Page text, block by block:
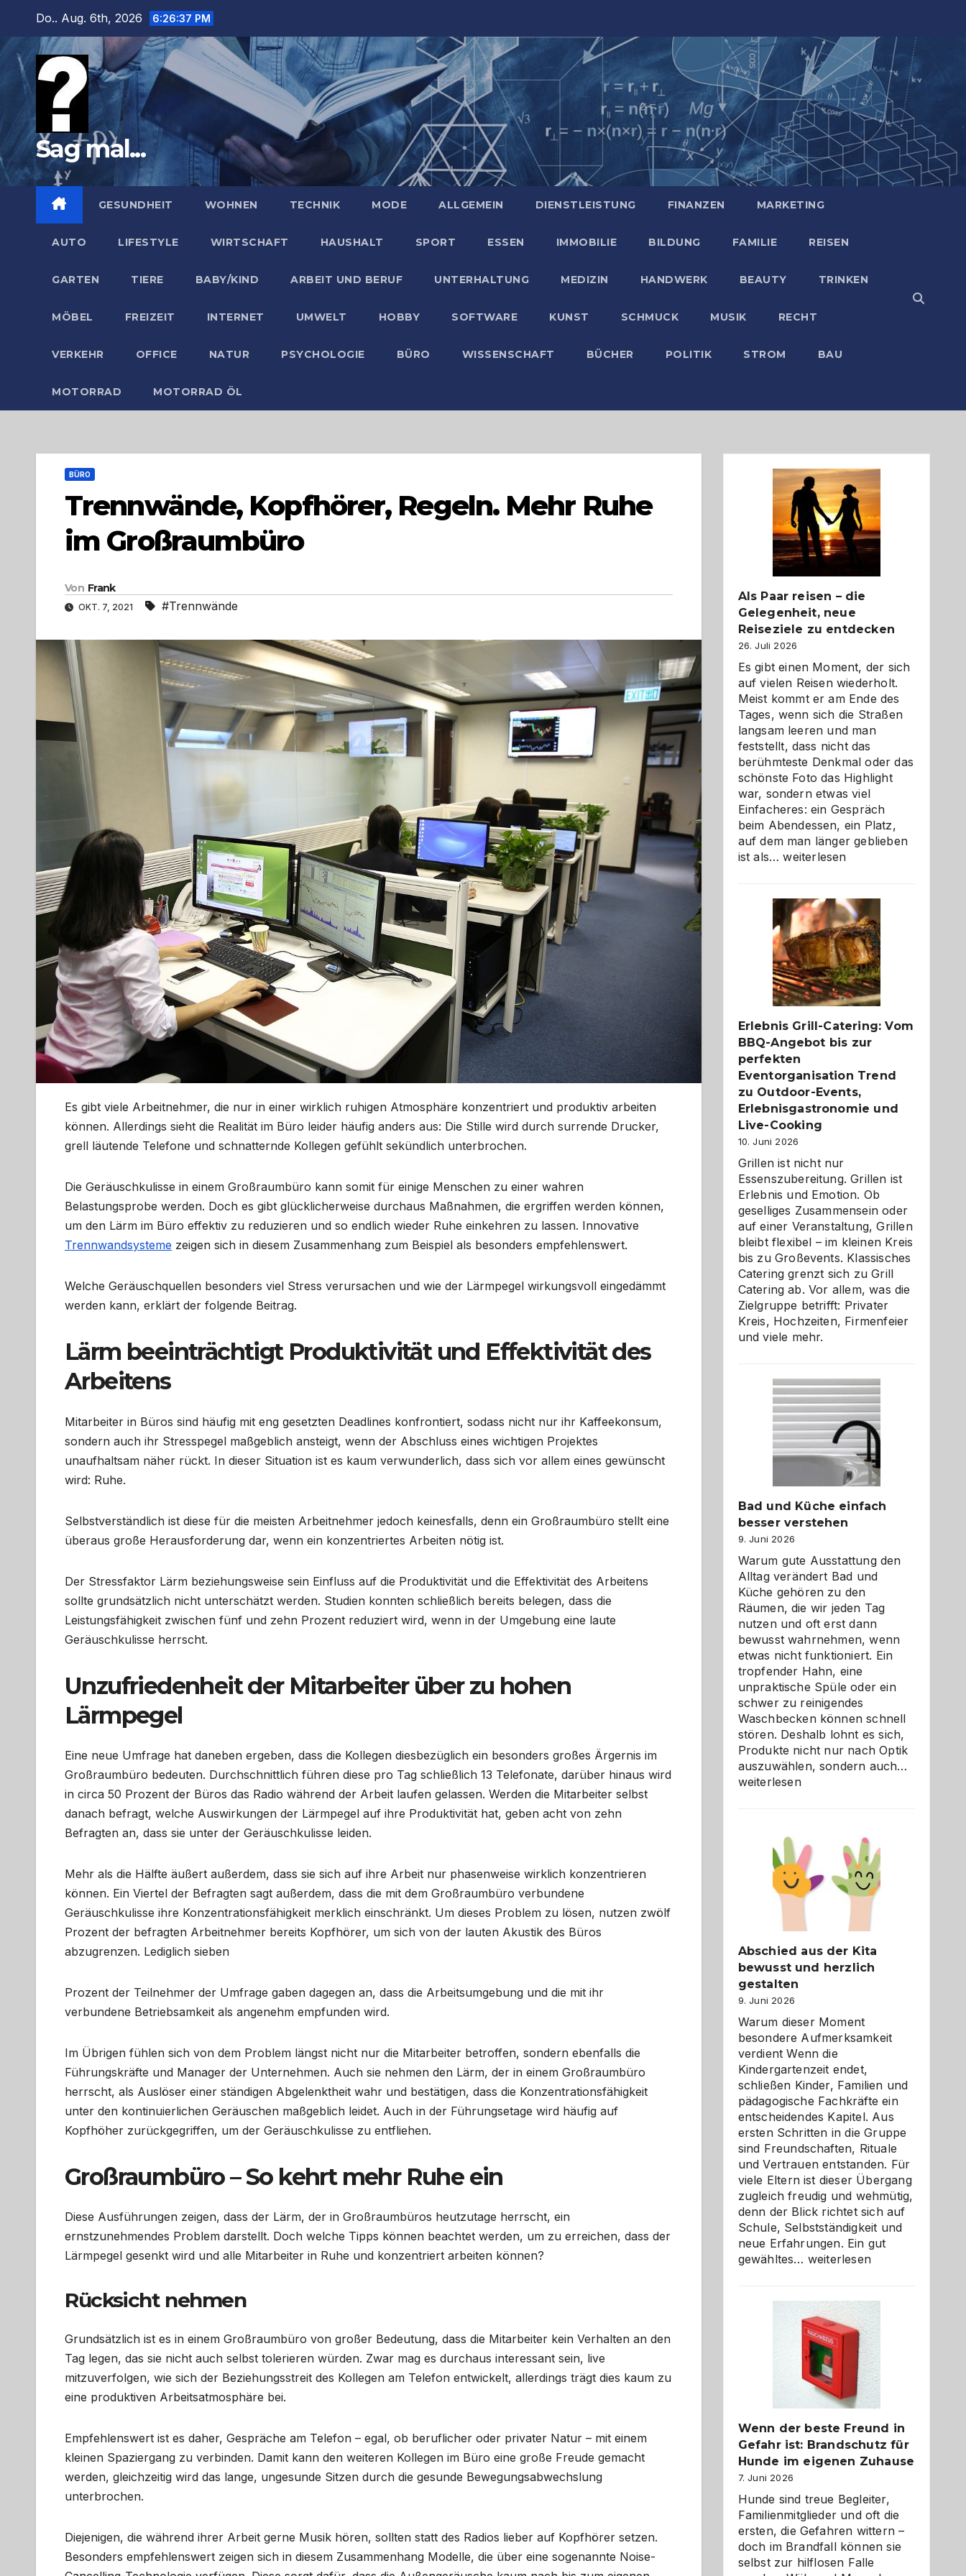
springen
Do.. Aug. 6th, 2026 6:26:39 PM
Sag mal...
GESUNDHEIT WOHNEN TECHNIK MODE ALLGEMEIN DIENSTLEISTUNG FINANZEN MARKETING
AUTO LIFESTYLE WIRTSCHAFT HAUSHALT SPORT ESSEN IMMOBILIE BILDUNG FAMILIE REISEN
GARTEN TIERE BABY/KIND ARBEIT UND BERUF UNTERHALTUNG MEDIZIN HANDWERK BEAUTY TRINKEN
MÖBEL FREIZEIT INTERNET UMWELT HOBBY SOFTWARE KUNST SCHMUCK MUSIK RECHT
VERKEHR OFFICE NATUR PSYCHOLOGIE BÜRO WISSENSCHAFT BÜCHER POLITIK STROM BAU
MOTORRAD MOTORRAD ÖL
BÜRO
Trennwände, Kopfhörer, Regeln. Mehr Ruhe
im Großraumbüro
Von Frank
OKT. 7, 2021 #Trennwände
Es gibt viele Arbeitnehmer, die nur in einer wirklich ruhigen Atmosphäre konzentriert und produktiv arbeiten
können. Allerdings sieht die Realität im Büro leider häufig anders aus: Die Stille wird durch surrende Drucker,
grell läutende Telefone und schnatternde Kollegen gefühlt sekündlich unterbrochen.
Die Geräuschkulisse in einem Großraumbüro kann somit für einige Menschen zu einer wahren
Belastungsprobe werden. Doch es gibt glücklicherweise durchaus Maßnahmen, die ergriffen werden können,
um den Lärm im Büro effektiv zu reduzieren und so endlich wieder Ruhe einkehren zu lassen. Innovative
Trennwandsysteme zeigen sich in diesem Zusammenhang zum Beispiel als besonders empfehlenswert.
Welche Geräuschquellen besonders viel Stress verursachen und wie der Lärmpegel wirkungsvoll eingedämmt
werden kann, erklärt der folgende Beitrag.
Lärm beeinträchtigt Produktivität und Effektivität des
Arbeitens
Mitarbeiter in Büros sind häufig mit eng gesetzten Deadlines konfrontiert, sodass nicht nur ihr Kaffeekonsum,
sondern auch ihr Stresspegel maßgeblich ansteigt, wenn der Abschluss eines wichtigen Projektes
unaufhaltsam näher rückt. In dieser Situation ist es kaum verwunderlich, dass sich vor allem eines gewünscht
wird: Ruhe.
Selbstverständlich ist diese für die meisten Arbeitnehmer jedoch keinesfalls, denn ein Großraumbüro stellt eine
überaus große Herausforderung dar, wenn ein konzentriertes Arbeiten nötig ist.
Der Stressfaktor Lärm beziehungsweise sein Einfluss auf die Produktivität und die Effektivität des Arbeitens
sollte grundsätzlich nicht unterschätzt werden. Studien konnten schließlich bereits belegen, dass die
Leistungsfähigkeit zwischen fünf und zehn Prozent reduziert wird, wenn in der Umgebung eine laute
Geräuschkulisse herrscht.
Unzufriedenheit der Mitarbeiter über zu hohen
Lärmpegel
Eine neue Umfrage hat daneben ergeben, dass die Kollegen diesbezüglich ein besonders großes Ärgernis im
Großraumbüro bedeuten. Durchschnittlich führen diese pro Tag schließlich 13 Telefonate, darüber hinaus wird
in circa 50 Prozent der Büros das Radio während der Arbeit laufen gelassen. Werden die Mitarbeiter selbst
danach befragt, welche Auswirkungen der Lärmpegel auf ihre Produktivität hat, geben acht von zehn
Befragten an, dass sie unter der Geräuschkulisse leiden.
Mehr als die Hälfte äußert außerdem, dass sie sich auf ihre Arbeit nur phasenweise wirklich konzentrieren
können. Ein Viertel der Befragten sagt außerdem, dass die mit dem Großraumbüro verbundene
Geräuschkulisse ihre Konzentrationsfähigkeit merklich einschränkt. Um dieses Problem zu lösen, nutzen zwölf
Prozent der befragten Arbeitnehmer bereits Kopfhörer, um sich von der lauten Akustik des Büros
abzugrenzen. Lediglich sieben
Prozent der Teilnehmer der Umfrage gaben dagegen an, dass die Arbeitsumgebung und die mit ihr
verbundene Betriebsamkeit als angenehm empfunden wird.
Im Übrigen fühlen sich von dem Problem längst nicht nur die Mitarbeiter betroffen, sondern ebenfalls die
Führungskräfte und Manager der Unternehmen. Auch sie nehmen den Lärm, der in einem Großraumbüro
herrscht, als Auslöser einer ständigen Abgelenktheit wahr und bestätigen, dass die Konzentrationsfähigkeit
unter den kontinuierlichen Geräuschen maßgeblich leidet. Auch in der Führungsetage wird häufig auf
Kopfhöher zurückgegriffen, um der Geräuschkulisse zu entfliehen.
Großraumbüro – So kehrt mehr Ruhe ein
Diese Ausführungen zeigen, dass der Lärm, der in Großraumbüros heutzutage herrscht, ein
ernstzunehmendes Problem darstellt. Doch welche Tipps können beachtet werden, um zu erreichen, dass der
Lärmpegel gesenkt wird und alle Mitarbeiter in Ruhe und konzentriert arbeiten können?
Rücksicht nehmen
Grundsätzlich ist es in einem Großraumbüro von großer Bedeutung, dass die Mitarbeiter kein Verhalten an den
Tag legen, das sie nicht auch selbst tolerieren würden. Zwar mag es durchaus interessant sein, live
mitzuverfolgen, wie sich der Beziehungsstreit des Kollegen am Telefon entwickelt, allerdings trägt dies kaum zu
eine produktiven Arbeitsatmosphäre bei.
Empfehlenswert ist es daher, Gespräche am Telefon – egal, ob beruflicher oder privater Natur – mit einem
kleinen Spaziergang zu verbinden. Damit kann den weiteren Kollegen im Büro eine große Freude gemacht
werden, gleichzeitig wird das lange, ungesunde Sitzen durch die gesunde Bewegungsabwechslung
unterbrochen.
Diejenigen, die während ihrer Arbeit gerne Musik hören, sollten statt des Radios lieber auf Kopfhörer setzen.
Besonders empfehlenswert zeigen sich in diesem Zusammenhang Modelle, die über eine sogenannte Noise-
Als Paar reisen – die
Gelegenheit, neue
Reiseziele zu entdecken
26. Juli 2026
Es gibt einen Moment, der sich
auf vielen Reisen wiederholt.
Meist kommt er am Ende des
Tages, wenn sich die Straßen
langsam leeren und man
feststellt, dass nicht das
berühmteste Denkmal oder das
schönste Foto das Highlight
war, sondern etwas viel
Einfacheres: ein Gespräch
beim Abendessen, ein Platz,
auf dem man länger geblieben
ist als…Als
die
Gelegenheit,
neue
Reiseziele
zu
entdecken
weiterlesen
Erlebnis Grill-Catering: Vom
BBQ-Angebot bis zur
perfekten
Eventorganisation Trend
zu Outdoor-Events,
Erlebnisgastronomie und
Live-Cooking
10. Juni 2026
Grillen ist nicht nur
Essenszubereitung. Grillen ist
Erlebnis und Emotion. Ob
geselliges Zusammensein oder
auf einer Veranstaltung, Grillen
bleibt flexibel – im kleinen Kreis
bis zu Großevents. Klassisches
Catering grenzt sich zu Grill
Catering ab. Vor allem, was die
Zielgruppe betrifft: Privater
Kreis, Hochzeiten, Firmenfeier
und viele mehr.
Bad und Küche einfach
besser verstehen
9. Juni 2026
Warum gute Ausstattung den
Alltag verändert Bad und
Küche gehören zu den
Räumen, die wir jeden Tag
nutzen und oft erst dann
bewusst wahrnehmen, wenn
etwas nicht funktioniert. Ein
tropfender Hahn, eine
unpraktische Spüle oder ein
schwer zu reinigendes
Waschbecken können schnell
stören. Deshalb lohnt es sich,
Produkte nicht nur nach Optik
auszuwählen, sondern auch…
weiterlesen
Abschied aus der Kita
bewusst und herzlich
gestalten
9. Juni 2026
Warum dieser Moment
besondere Aufmerksamkeit
verdient Wenn die
Kindergartenzeit endet,
schließen Kinder, Familien und
pädagogische Fachkräfte ein
entscheidendes Kapitel. Aus
ersten Schritten in die Gruppe
sind Freundschaften, Rituale
und Vertrauen entstanden. Für
viele Eltern ist dieser Übergang
zugleich freudig und wehmütig,
denn der Blick richtet sich auf
Schule, Selbstständigkeit und
neue Erfahrungen. Ein gut
gewähltes… Abschied
Kita
bewusst
und
herzlich
gestalten
weiterlesen
Wenn der beste Freund in
Gefahr ist: Brandschutz für
Hunde im eigenen Zuhause
7. Juni 2026
Hunde sind treue Begleiter,
Familienmitglieder und oft die
ersten, die Gefahren wittern –
doch im Brandfall können sie
selbst zur hilflosen Falle